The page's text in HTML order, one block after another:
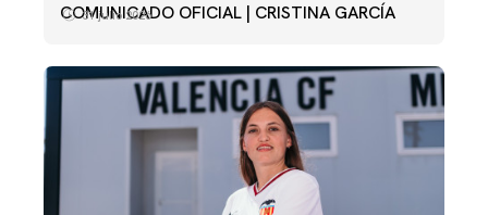
COMUNICADO OFICIAL | CRISTINA GARCÍA
31 julio 2026